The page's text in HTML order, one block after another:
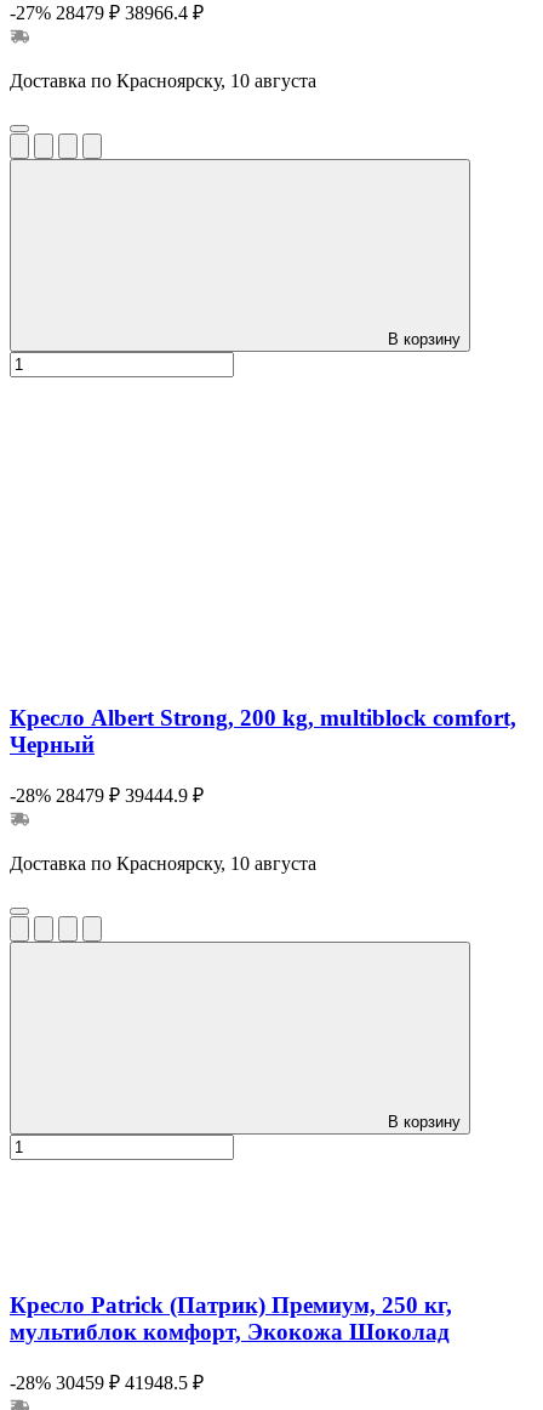
-27% 28479 ₽ 38966.4 ₽
Доставка по Красноярску, 10 августа
В корзину
Кресло Albert Strong, 200 kg, multiblock comfort,
Черный
-28% 28479 ₽ 39444.9 ₽
Доставка по Красноярску, 10 августа
В корзину
Кресло Patrick (Патрик) Премиум, 250 кг,
мультиблок комфорт, Экокожа Шоколад
-28% 30459 ₽ 41948.5 ₽